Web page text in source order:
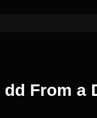
From a